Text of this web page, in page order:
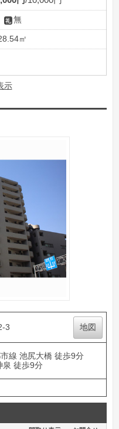
無
㎡
示
3 地図
線 池尻大橋 徒歩9分
泉 徒歩9分